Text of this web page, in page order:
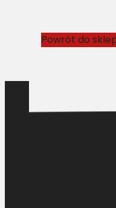
Powrót do